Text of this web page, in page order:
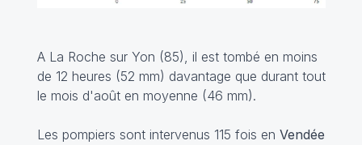
A La Roche sur Yon (85), il est tombé en moins
de 12 heures (52 mm) davantage que durant tout
le mois d'août en moyenne (46 mm).
Les pompiers sont intervenus 115 fois en Vendée